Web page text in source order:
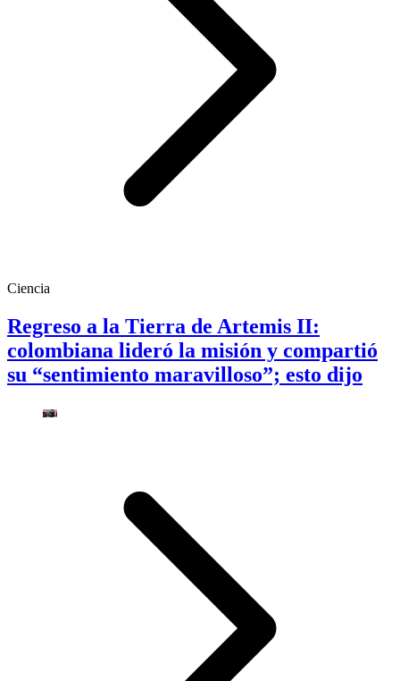
Ciencia
Regreso a la Tierra de Artemis II:
colombiana lideró la misión y compartió
su “sentimiento maravilloso”; esto dijo